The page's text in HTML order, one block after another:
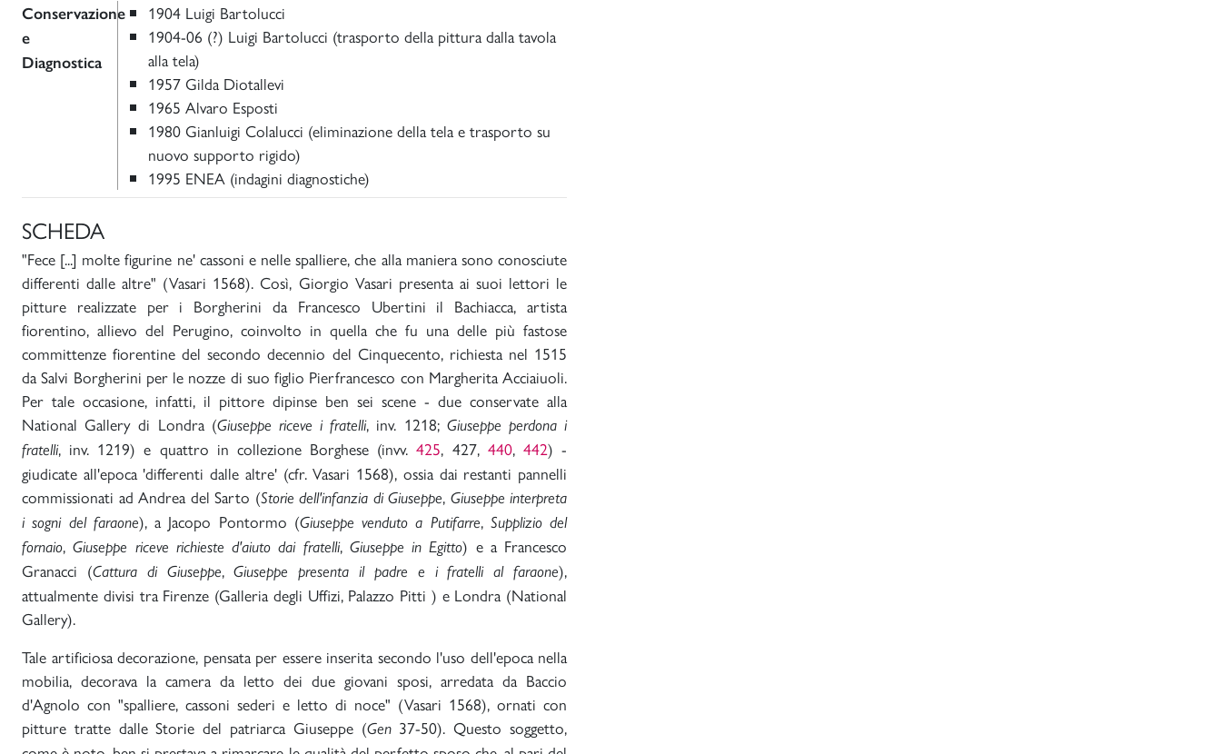
Conservazione
e
Diagnostica
1904 Luigi Bartolucci
1904-06 (?) Luigi Bartolucci (trasporto della pittura dalla tavola
alla tela)
1957 Gilda Diotallevi
1965 Alvaro Esposti
1980 Gianluigi Colalucci (eliminazione della tela e trasporto su
nuovo supporto rigido)
1995 ENEA (indagini diagnostiche)
SCHEDA
"Fece [...] molte figurine ne' cassoni e nelle spalliere, che alla maniera sono conosciute
differenti dalle altre" (Vasari 1568). Così, Giorgio Vasari presenta ai suoi lettori le
pitture realizzate per i Borgherini da Francesco Ubertini il Bachiacca, artista
fiorentino, allievo del Perugino, coinvolto in quella che fu una delle più fastose
committenze fiorentine del secondo decennio del Cinquecento, richiesta nel 1515
da Salvi Borgherini per le nozze di suo figlio Pierfrancesco con Margherita Acciaiuoli.
Per tale occasione, infatti, il pittore dipinse ben sei scene - due conservate alla
National Gallery di Londra (Giuseppe riceve i fratelli, inv. 1218; Giuseppe perdona i
fratelli, inv. 1219) e quattro in collezione Borghese (invv.425, 427, 440, 442) -
giudicate all'epoca 'differenti dalle altre' (cfr. Vasari 1568), ossia dai restanti pannelli
commissionati ad Andrea del Sarto (Storie dell'infanzia di Giuseppe, Giuseppe interpreta
i sogni del faraone), a Jacopo Pontormo (Giuseppe venduto a Putifarre, Supplizio del
fornaio,Giuseppe riceve richieste d'aiuto dai fratelli, Giuseppe in Egitto) e a Francesco
Granacci (Cattura di Giuseppe,Giuseppe presenta il padre e i fratelli al faraone),
attualmente divisi tra Firenze (Galleria degli Uffizi, Palazzo Pitti ) e Londra (National
Gallery).
Tale artificiosa decorazione, pensata per essere inserita secondo l'uso dell'epoca nella
mobilia, decorava la camera da letto dei due giovani sposi, arredata da Baccio
d'Agnolo con "spalliere, cassoni sederi e letto di noce" (Vasari 1568), ornati con
pitture tratte dalle Storie del patriarca Giuseppe (Gen37-50). Questo soggetto,